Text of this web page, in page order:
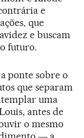
e
que
e buscam
futuro.
ponte sobre o
que separam
uma
antes de
o mesmo